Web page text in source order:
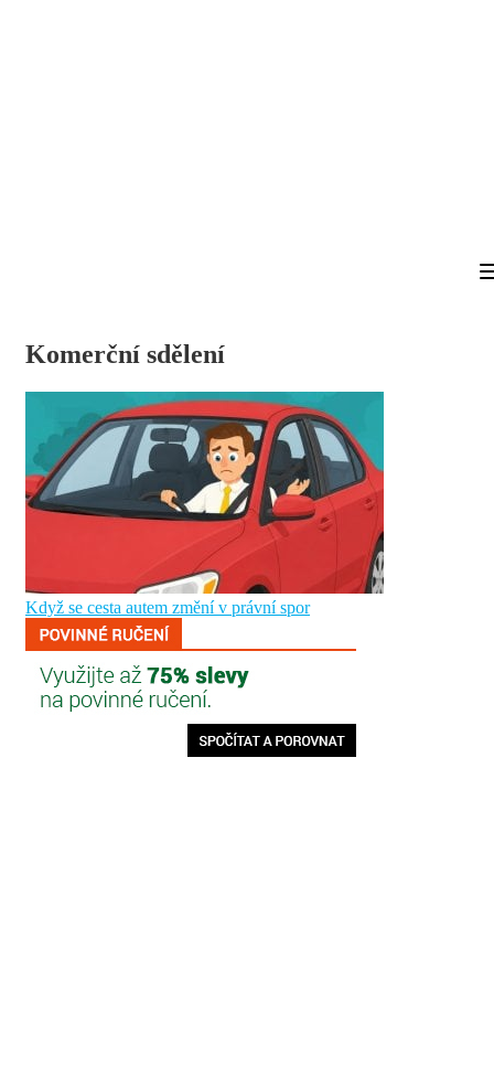
Komerční sdělení
Když se cesta autem změní v právní spor